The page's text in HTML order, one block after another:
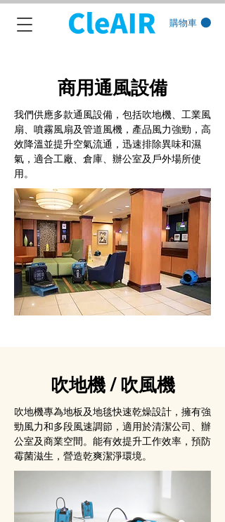
購物車
商用通風設備
我們供應多款通風設備，包括吹地機、工業風
扇、噴霧風扇及管道風機，產品風力強勁，高
效降溫並提升空氣流通，迅速排除異味和濕
氣，適合工廠、倉庫、辦公室及戶外場所使
用。
吹地機 / 吹風機
吹地機專為地板及地毯快速乾燥設計，擁有強
勁風力和多段風速調節，適用於清潔公司、辦
公室及商業空間。能有效提升工作效率，預防
霉菌滋生，營造乾爽潔淨環境。